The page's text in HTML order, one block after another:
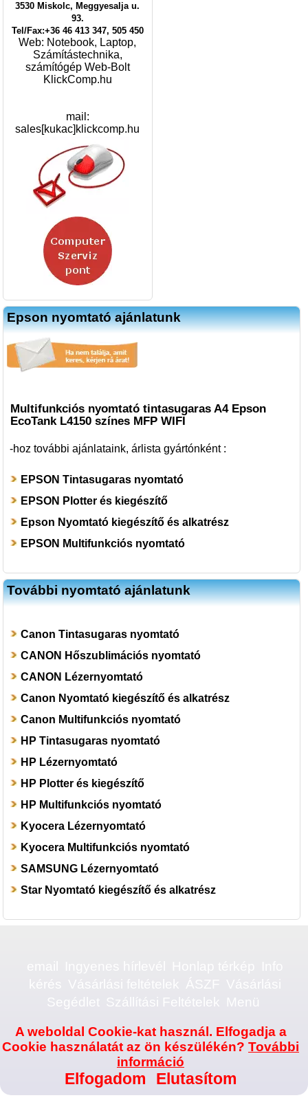
3530 Miskolc, Meggyesalja u.
93.
Tel/Fax:+36 46 413 347, 505 450
Web: Notebook, Laptop,
Számítástechnika,
számítógép Web-Bolt
KlickComp.hu
mail:
sales[kukac]klickcomp.hu
Epson nyomtató ajánlatunk
Multifunkciós nyomtató tintasugaras A4 Epson
EcoTank L4150 színes MFP WIFI
-hoztovábbi ajánlataink, árlista gyártónként :
EPSON Tintasugaras nyomtató
EPSON Plotter és kiegészítő
Epson Nyomtató kiegészítő és alkatrész
EPSON Multifunkciós nyomtató
További nyomtató ajánlatunk
Canon Tintasugaras nyomtató
CANON Hőszublimációs nyomtató
CANON Lézernyomtató
Canon Nyomtató kiegészítő és alkatrész
Canon Multifunkciós nyomtató
HP Tintasugaras nyomtató
HP Lézernyomtató
HP Plotter és kiegészítő
HP Multifunkciós nyomtató
Kyocera Lézernyomtató
Kyocera Multifunkciós nyomtató
SAMSUNG Lézernyomtató
Star Nyomtató kiegészítő és alkatrész
Segédlet Szállítási Feltételek Menü
A weboldal Cookie-kat használ. Elfogadja a
Cookie használatát az ön készülékén? További
információ
Elfogadom Elutasítom